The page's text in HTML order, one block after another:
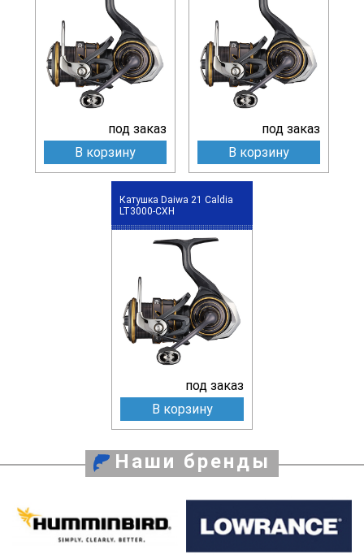
под заказ
В корзину
под заказ
В корзину
Катушка Daiwa 21 Caldia
LT3000-CXH
под заказ
В корзину
Наши бренды